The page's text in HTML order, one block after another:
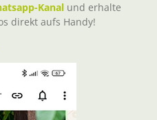
Kanal und erhalte
direkt aufs Handy!